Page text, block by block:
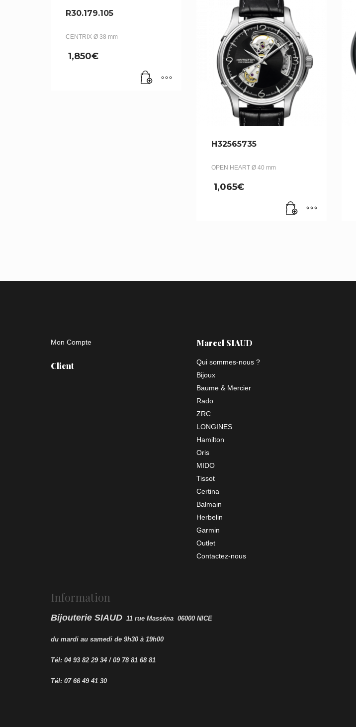
R30.179.105
CENTRIX Ø 38 mm
1,850€
H32565735
OPEN HEART Ø 40 mm
1,065€
Mon Compte
Client
Marcel SIAUD
Qui sommes-nous ?
Bijoux
Baume & Mercier
Rado
ZRC
LONGINES
Hamilton
Oris
MIDO
Tissot
Certina
Balmain
Herbelin
Garmin
Outlet
Contactez-nous
Information
Bijouterie SIAUD 11 rue Masséna 06000 NICE
du mardi au samedi de 9h30 à 19h00
Tél: 04 93 82 29 34 / 09 78 81 68 81
Tél: 07 66 49 41 30